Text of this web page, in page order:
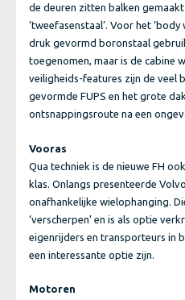
de deuren zitten balken
‘tweefasenstaal’. Voor het
druk gevormd boronstaal
toegenomen, maar is de cabine
veiligheids-features zijn de veel
gevormde FUPS en het grote
ontsnappingsroute na een
Vooras
Qua techniek is de nieuwe FH
klas. Onlangs presenteerde
onafhankelijke wielophanging.
‘verscherpen’ en is als optie
eigenrijders en transporteurs in
een interessante optie zijn.
Motoren